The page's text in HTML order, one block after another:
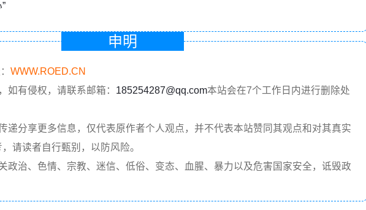
申明
WWW.ROED.CN
如有侵权，请联系邮箱： 185254287@qq.com本站会在7个工作日内进行删除处
递分享更多信息，仅代表原作者个人观点，并不代表本站赞同其观点和对其真实
请读者自行甄别，以防风险。
政治、色情、宗教、迷信、低俗、变态、血腥、暴力以及危害国家安全，诋毁政